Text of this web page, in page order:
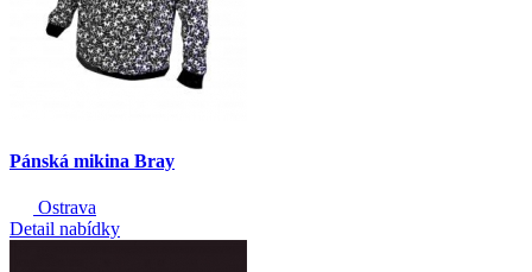
Pánská mikina Bray
Ostrava
Detail nabídky